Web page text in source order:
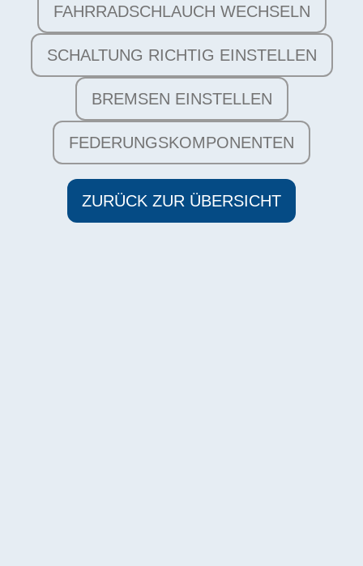
FAHRRADSCHLAUCH WECHSELN
SCHALTUNG RICHTIG EINSTELLEN
BREMSEN EINSTELLEN
FEDERUNGSKOMPONENTEN
ZURÜCK ZUR ÜBERSICHT